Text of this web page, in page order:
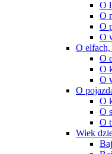
O
O
O
O
O
O
O
O
O
O
O
O
Wiek